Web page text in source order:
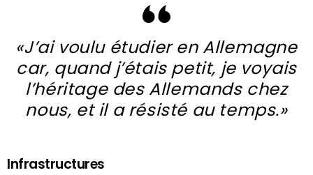
«J’ai voulu étudier en Allemagne
car, quand j’étais petit, je voyais
l’héritage des Allemands chez
nous, et il a résisté au temps.»
Infrastructures